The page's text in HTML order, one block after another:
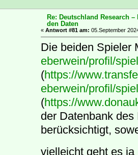
Re: Deutschland Research –
den Daten
« Antwort #81 am: 05.September
Die beiden Spieler
eberwein/profil/
(https://
eberwein/profil/
(https://
der Datenbank
berücksichtigt,
vielleicht geht es